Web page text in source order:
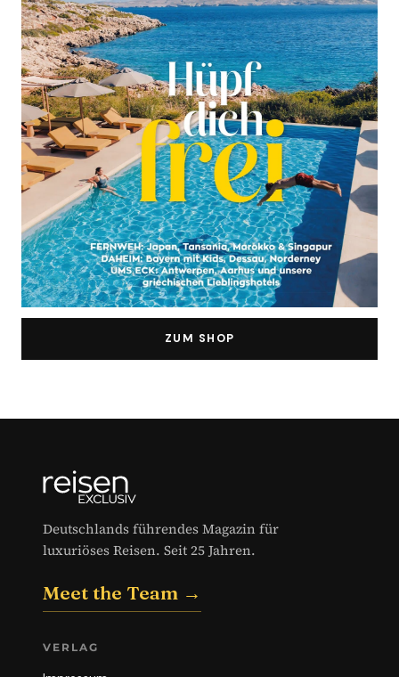
ZUM SHOP
Deutschlands führendes Magazin für
luxuriöses Reisen. Seit 25 Jahren.
Meet the Team →
VERLAG